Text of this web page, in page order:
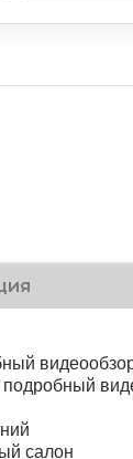
салон